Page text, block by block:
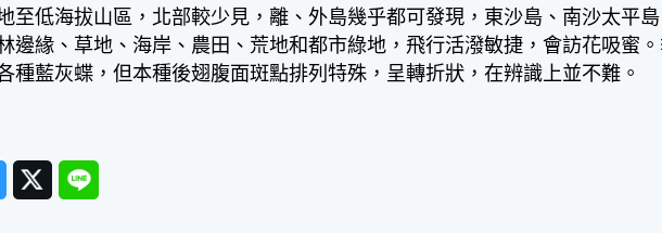
至低海拔山區，北部較少見，離、外島幾乎都可發現，東沙島、南沙太平
邊緣、草地、海岸、農田、荒地和都市綠地，飛行活潑敏捷，會訪花吸蜜
種藍灰蝶，但本種後翅腹面斑點排列特殊，呈轉折狀，在辨識上並不難。
TwitterLine